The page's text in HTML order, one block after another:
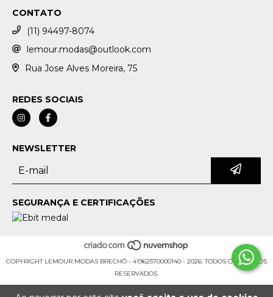
CONTATO
(11) 94497-8074
lemour.modas@outlook.com
Rua Jose Alves Moreira, 75
REDES SOCIAIS
NEWSLETTER
SEGURANÇA E CERTIFICAÇÕES
COPYRIGHT LEMOUR MODAS BRECHÓ - 41962570000140 - 2026. TODOS OS DIREITOS
RESERVADOS.